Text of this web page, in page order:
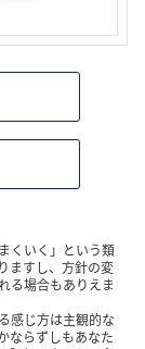
くいく」という類
ますし、方針の変
る場合もありえま
感じ方は主観的な
ならずしもあなた